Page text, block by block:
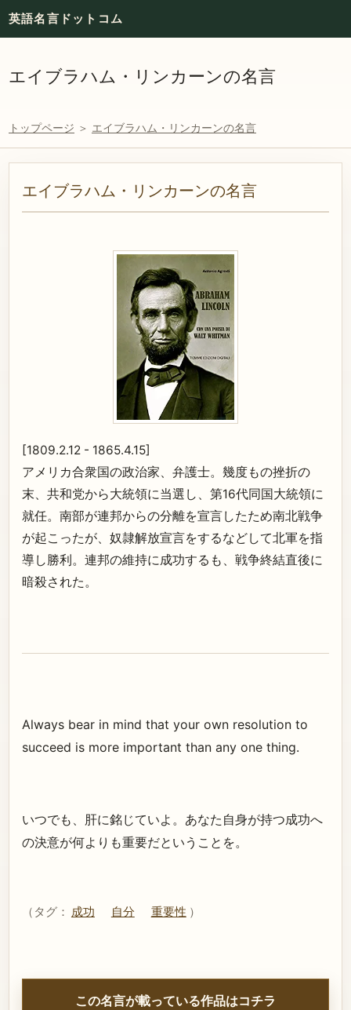
英語名言ドットコム
エイブラハム・リンカーンの名言
トップページ ＞ エイブラハム・リンカーンの名言
エイブラハム・リンカーンの名言
[1809.2.12 - 1865.4.15]
アメリカ合衆国の政治家、弁護士。幾度もの挫折の
末、共和党から大統領に当選し、第16代同国大統領に
就任。南部が連邦からの分離を宣言したため南北戦争
が起こったが、奴隷解放宣言をするなどして北軍を指
導し勝利。連邦の維持に成功するも、戦争終結直後に
暗殺された。
Always bear in mind that your own resolution to
succeed is more important than any one thing.
いつでも、肝に銘じていよ。あなた自身が持つ成功へ
の決意が何よりも重要だということを。
（タグ： 成功 自分 重要性 ）
この名言が載っている作品はコチラ